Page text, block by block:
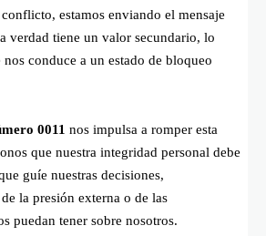
estamos enviando el mensaje
verdad tiene un valor secundario, lo
conduce a un estado de bloqueo
0011 nos impulsa a romper esta
que nuestra integridad personal debe
guíe nuestras decisiones,
la presión externa o de las
puedan tener sobre nosotros.